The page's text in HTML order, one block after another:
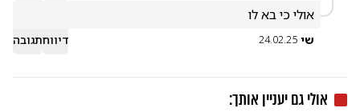
אולי כי בא לו
שי 24.02.25 דיווחתגובה
אולי גם יעניין אותך: